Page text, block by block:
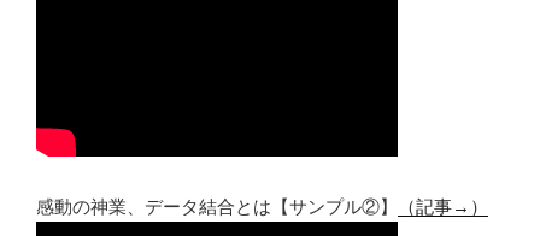
感動の神業、データ結合とは【サンプル②】 （記事→）